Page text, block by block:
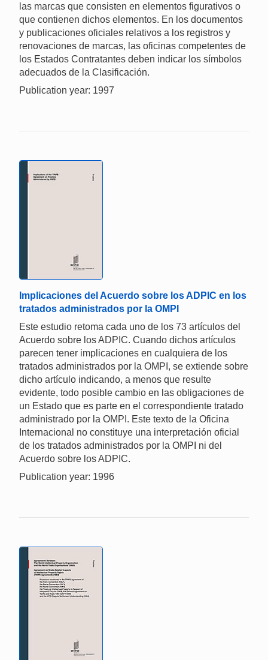
las marcas que consisten en elementos figurativos o
que contienen dichos elementos. En los documentos
y publicaciones oficiales relativos a los registros y
renovaciones de marcas, las oficinas competentes de
los Estados Contratantes deben indicar los símbolos
adecuados de la Clasificación.
Publication year: 1997
Implicaciones del Acuerdo sobre los ADPIC en los
tratados administrados por la OMPI
Este estudio retoma cada uno de los 73 artículos del
Acuerdo sobre los ADPIC. Cuando dichos artículos
parecen tener implicaciones en cualquiera de los
tratados administrados por la OMPI, se extiende sobre
dicho artículo indicando, a menos que resulte
evidente, todo posible cambio en las obligaciones de
un Estado que es parte en el correspondiente tratado
administrado por la OMPI. Este texto de la Oficina
Internacional no constituye una interpretación oficial
de los tratados administrados por la OMPI ni del
Acuerdo sobre los ADPIC.
Publication year: 1996